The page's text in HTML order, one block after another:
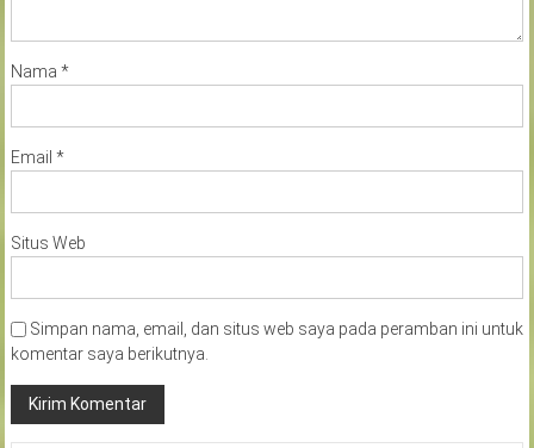
Nama *
Email *
Situs Web
Simpan nama, email, dan situs web saya pada peramban ini untuk
komentar saya berikutnya.